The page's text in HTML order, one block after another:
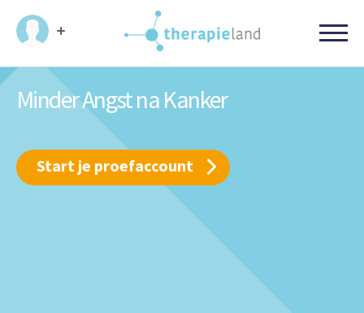
Minder Angst na Kanker
Start je proefaccount